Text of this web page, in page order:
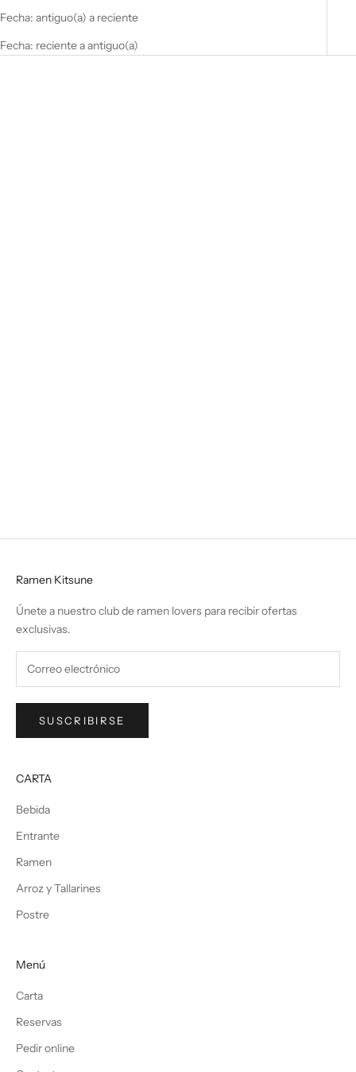
Fecha: antiguo(a) a reciente
Fecha: reciente a antiguo(a)
Ramen Kitsune
Únete a nuestro club de ramen lovers para recibir ofertas
exclusivas.
SUSCRIBIRSE
CARTA
Bebida
Entrante
Ramen
Arroz y Tallarines
Postre
Menú
Carta
Reservas
Pedir online